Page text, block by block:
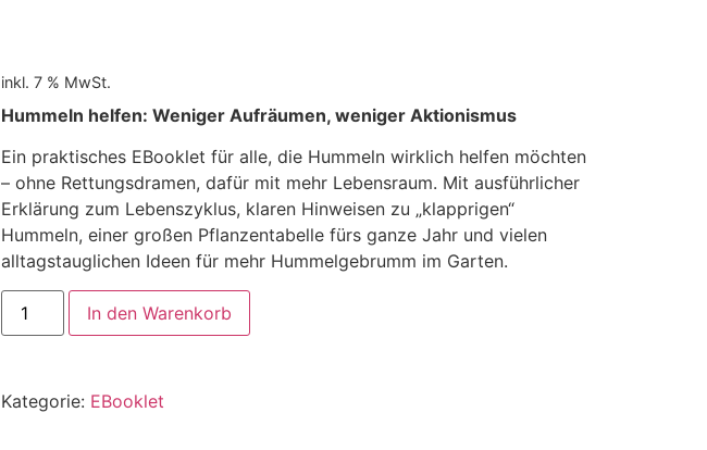
inkl. 7 % MwSt.
Hummeln helfen: Weniger Aufräumen, weniger Aktionismus
Ein praktisches EBooklet für alle, die Hummeln wirklich helfen möchten
– ohne Rettungsdramen, dafür mit mehr Lebensraum. Mit ausführlicher
Erklärung zum Lebenszyklus, klaren Hinweisen zu „klapprigen“
Hummeln, einer großen Pflanzentabelle fürs ganze Jahr und vielen
alltagstauglichen Ideen für mehr Hummelgebrumm im Garten.
In den Warenkorb
Kategorie: EBooklet